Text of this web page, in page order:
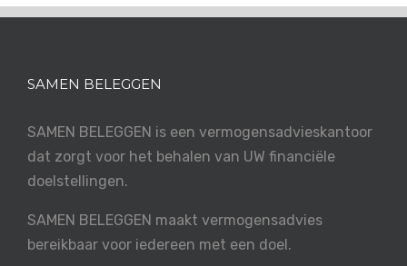
SAMEN BELEGGEN
SAMEN BELEGGEN is een vermogensadvieskantoor
dat zorgt voor het behalen van UW financiële
doelstellingen.
SAMEN BELEGGEN maakt vermogensadvies
bereikbaar voor iedereen met een doel.